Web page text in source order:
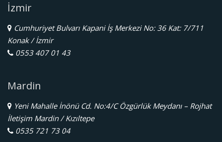
İzmir
Cumhuriyet Bulvarı Kapani İş Merkezi No: 36 Kat: 7/711
Konak / İzmir
0553 407 01 43
Mardin
Yeni Mahalle İnönü Cd. No:4/C Özgürlük Meydanı – Rojhat
İletişim Mardin / Kızıltepe
0535 721 73 04